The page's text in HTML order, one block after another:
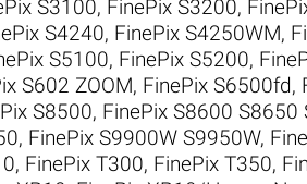
S3100, FinePix S3200,
S4240, FinePix S4250WM,
S5100, FinePix S5200,
S602 ZOOM, FinePix S6500fd,
S8500, FinePix S8600 S8650
, FinePix S9900W S9950W,
, FinePix T300, FinePix T350,